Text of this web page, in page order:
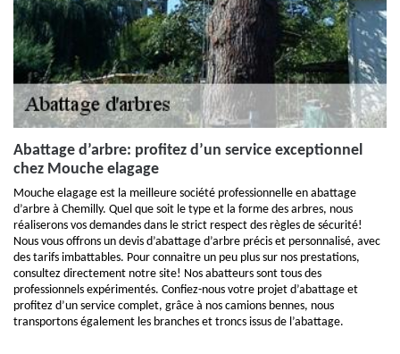
Abattage d’arbre: profitez d’un service exceptionnel
chez Mouche elagage
Mouche elagage est la meilleure société professionnelle en abattage
d’arbre à Chemilly. Quel que soit le type et la forme des arbres, nous
réaliserons vos demandes dans le strict respect des règles de sécurité!
Nous vous offrons un devis d’abattage d’arbre précis et personnalisé, avec
des tarifs imbattables. Pour connaitre un peu plus sur nos prestations,
consultez directement notre site! Nos abatteurs sont tous des
professionnels expérimentés. Confiez-nous votre projet d’abattage et
profitez d’un service complet, grâce à nos camions bennes, nous
transportons également les branches et troncs issus de l’abattage.